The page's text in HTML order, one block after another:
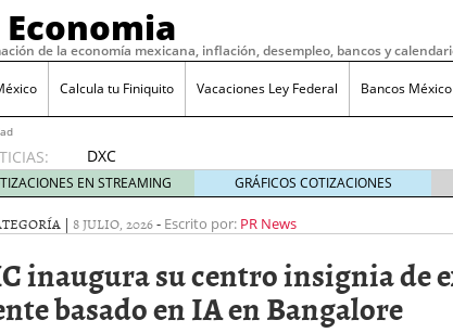
Economia
de la economía mexicana, inflación, desempleo, bancos y
Calcula tu Finiquito Vacaciones Ley Federal Bancos México
DXC
inaugura
su
centro
experiencia
del
EN STREAMING GRÁFICOS COTIZACIONES
| 8 JULIO, 2026- Escrito por: PR News
inaugura su centro insignia de
basado en IA en Bangalore